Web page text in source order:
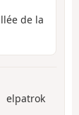
de la
elpatrok